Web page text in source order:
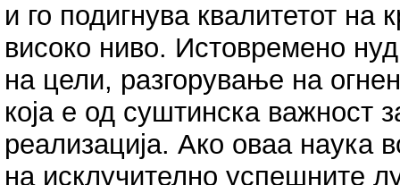
и го подигнува квалитетот на
високо ниво. Истовремено
на цели, разгорување на
која е од суштинска важност
реализација. Ако оваа наука
на исклучително успешните